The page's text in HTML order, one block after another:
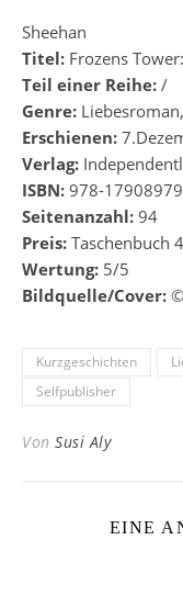
Sheehan
Titel: Frozens
Teil einer Reihe: /
Genre:
Erschienen:
Verlag:
ISBN: 978-
Seitenanzahl: 94
Preis: Taschenbuch
Wertung: 5/5
Bildquelle/Cover:
Kurzgeschichten
Selfpublisher
Von Susi Aly
EINE